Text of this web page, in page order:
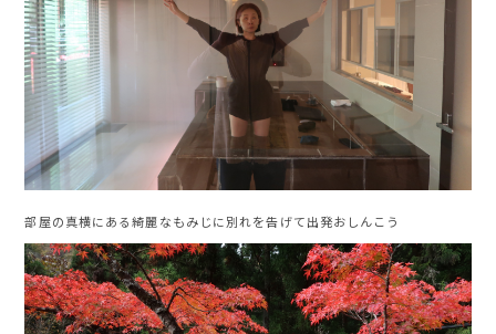
部屋の真横にある綺麗なもみじに別れを告げて出発おしんこう